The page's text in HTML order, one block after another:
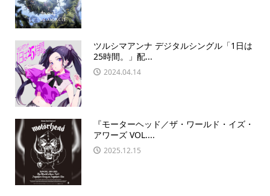
ツルシマアンナ デジタルシングル「1日は
25時間。」配...
2024.04.14
『モーターヘッド／ザ・ワールド・イズ・
アワーズ VOL....
2025.12.15